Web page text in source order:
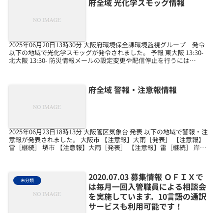
府全域 光化学スモッグ情報
2025年06月20日13時30分 大阪府環境保全課環境監視グループ 発令
以下の地域で光化学スモッグが発令されました。 予報 東大阪 13:30-
北大阪 13:30- 防災情報メールの設定変更や配信停止を行うには
府全域 警報・注意報情報
2025年06月23日18時13分 大阪管区気象台 発表 以下の地域で警報・注
意報が発表されました。 大阪市 【注意報】大雨［発表］ 【注意報】
雷［継続］ 堺市 【注意報】大雨［発表］ 【注意報】雷［継続］ 岸和
未分類
2020.07.03 募集情報 ＯＦＩＸで
は毎月一回入管職員による相談会
を実施しています。10言語の通訳
サービスも利用可能です！